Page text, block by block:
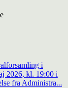
i
2026, kl. 19:00 i
fra Administra...